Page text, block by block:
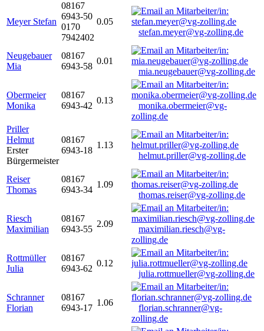
Meyer Stefan
08167
6943-50
0170
7942402
0.05
stefan.meyer@vg-zolling.de
Neugebauer
Mia
08167
6943-58
0.01
mia.neugebauer@vg-zolling.de
Obermeier
Monika
08167
6943-42
0.13
monika.obermeier@vg-
zolling.de
Priller
Helmut
Erster
Bürgermeister
08167
6943-18
1.13
helmut.priller@vg-zolling.de
Reiser
Thomas
08167
6943-34
1.09
thomas.reiser@vg-zolling.de
Riesch
Maximilian
08167
6943-55
2.09
maximilian.riesch@vg-
zolling.de
Rottmüller
Julia
08167
6943-62
0.12
julia.rottmueller@vg-zolling.de
Schranner
Florian
08167
6943-17
1.06
florian.schranner@vg-
zolling.de